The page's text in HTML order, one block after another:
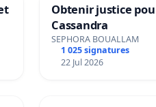
Obtenir justice
Cassandra
SEPHORA BOUALLAM
1 025 signatures
22 Jul 2026